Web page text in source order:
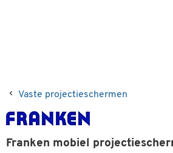
Vaste projectieschermen
Franken mobiel